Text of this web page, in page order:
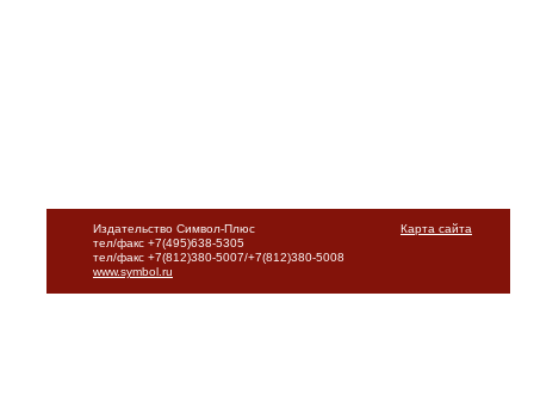
Карта сайта
Издательство Символ-Плюс
тел/факс +7(495)638-5305
тел/факс +7(812)380-5007/+7(812)380-5008
www.symbol.ru